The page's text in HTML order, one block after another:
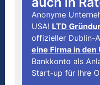
Anonyme
USA! LTD
offizieller Dublin-
eine Firma in den
Bankkonto als
Start-up für Ihre